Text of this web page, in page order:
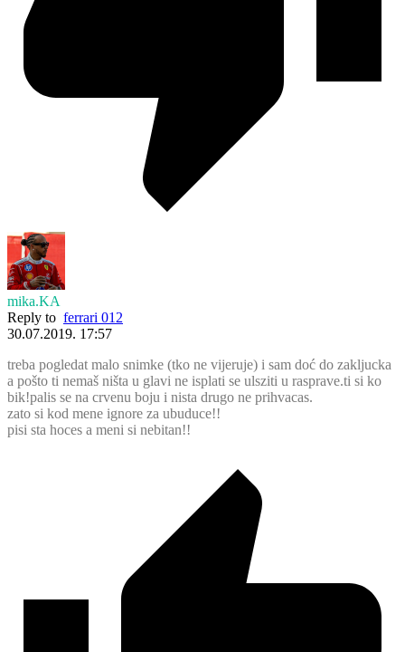
mika.KA
Reply to ferrari 012
30.07.2019. 17:57
treba pogledat malo snimke (tko ne vijeruje) i sam doć do zakljucka
a pošto ti nemaš ništa u glavi ne isplati se ulsziti u rasprave.ti si ko
bik!palis se na crvenu boju i nista drugo ne prihvacas.
zato si kod mene ignore za ubuduce!!
pisi sta hoces a meni si nebitan!!